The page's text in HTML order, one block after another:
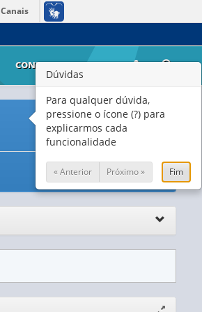
Canais
CONTATO AJUDA
Dúvidas
Para qualquer dúvida,
pressione o ícone (?) para
explicarmos cada
funcionalidade
« Anterior Próximo » Fim